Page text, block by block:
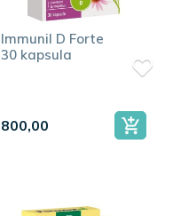
Immunil D Forte
30 kapsula
800,00